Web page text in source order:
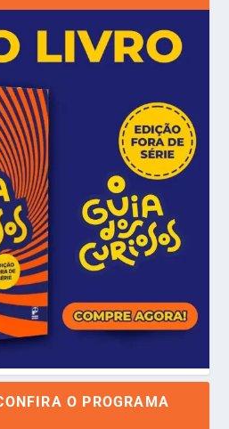
O PROGRAMA